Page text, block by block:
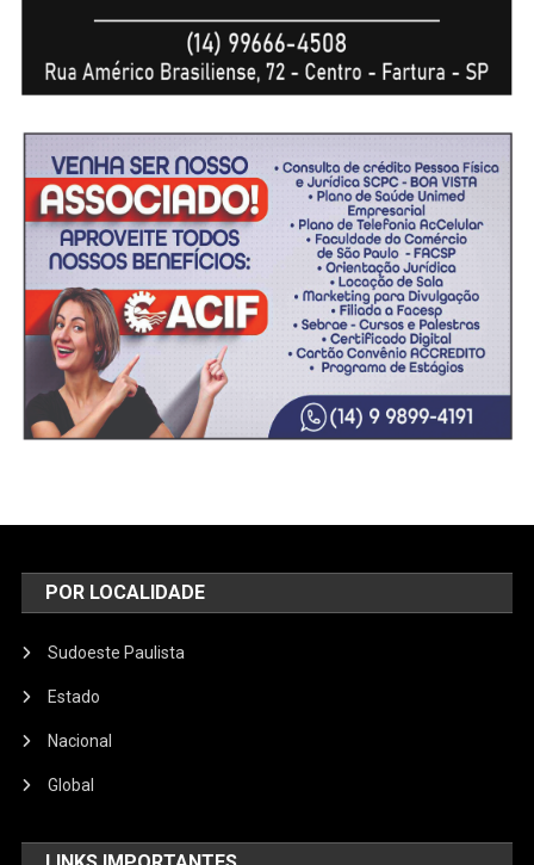
POR LOCALIDADE
Sudoeste Paulista
Estado
Nacional
Global